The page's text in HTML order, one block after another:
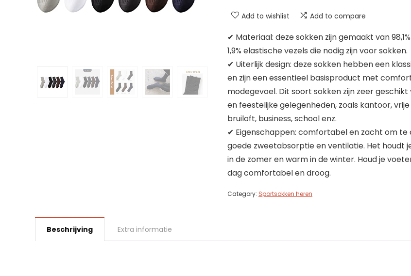
Add to wishlist Add to compare
✔ Materiaal: deze sokken zijn gemaakt van
1,9% elastische vezels die nodig zijn voor sokken.
✔ Uiterlijk design: deze sokken hebben een
en zijn een essentieel basisproduct met
modegevoel. Dit soort sokken zijn zeer
en feestelijke gelegenheden, zoals kantoor,
bruiloft, business, school enz.
✔ Eigenschappen: comfortabel en zacht om te
goede zweetabsorptie en ventilatie. Het houdt
in de zomer en warm in de winter. Houd je
dag comfortabel en droog.
Category: Sportsokken heren
Beschrijving Extra informatie